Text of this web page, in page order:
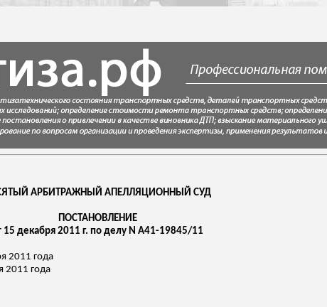
АРБИТРАЖНЫЙ АПЕЛЛЯЦИОННЫЙ СУД
ПОСТАНОВЛЕНИЕ
15 декабря 2011 г. по делу N А41-19845/11
2011 года
2011 года